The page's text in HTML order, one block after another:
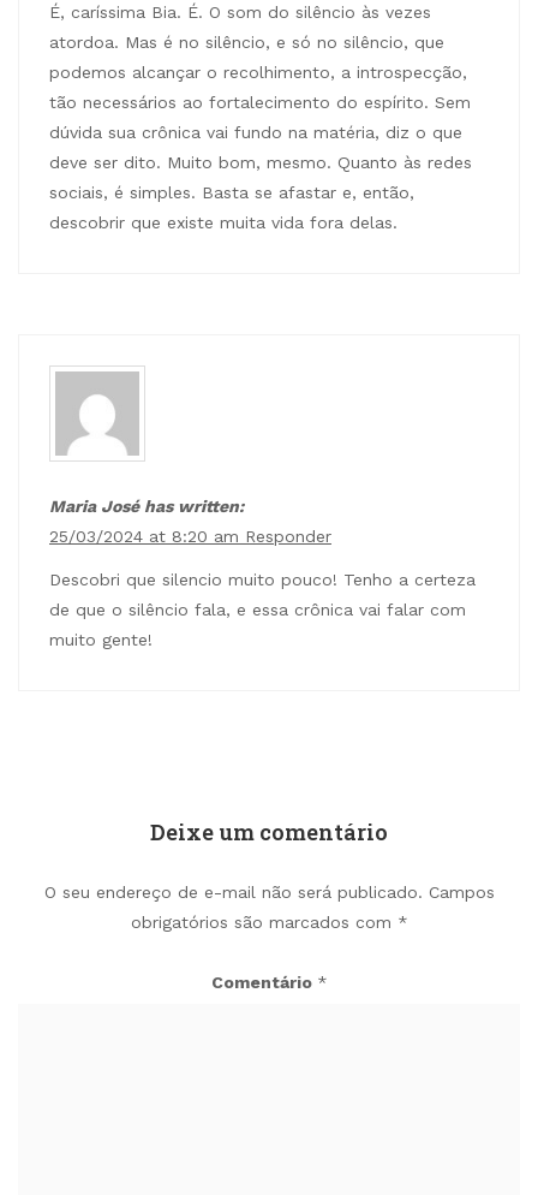
É, caríssima Bia. É. O som do silêncio às vezes
atordoa. Mas é no silêncio, e só no silêncio, que
podemos alcançar o recolhimento, a introspecção,
tão necessários ao fortalecimento do espírito. Sem
dúvida sua crônica vai fundo na matéria, diz o que
deve ser dito. Muito bom, mesmo. Quanto às redes
sociais, é simples. Basta se afastar e, então,
descobrir que existe muita vida fora delas.
Maria José has written:
25/03/2024 at 8:20 am Responder
Descobri que silencio muito pouco! Tenho a certeza
de que o silêncio fala, e essa crônica vai falar com
muito gente!
Deixe um comentário
O seu endereço de e-mail não será publicado. Campos
obrigatórios são marcados com *
Comentário *